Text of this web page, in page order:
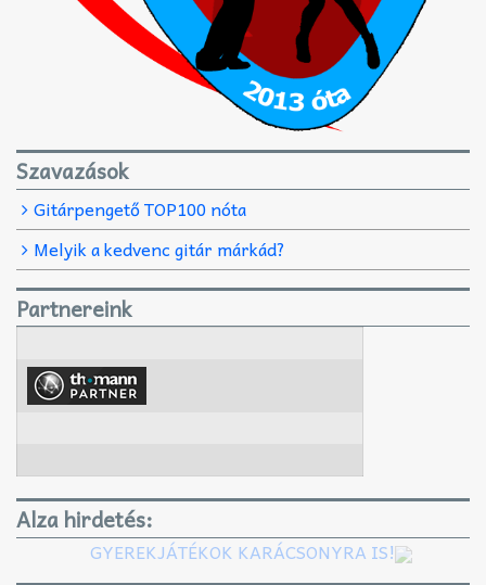
Szavazások
Gitárpengető TOP100 nóta
Melyik a kedvenc gitár márkád?
Partnereink
Alza hirdetés:
GYEREKJÁTÉKOK KARÁCSONYRA IS!